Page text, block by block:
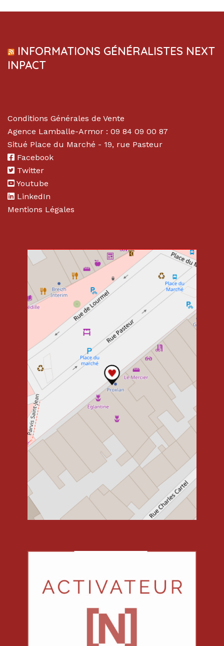
INFORMATIONS GÉNÉRALISTES NEXT
INPACT
Conditions Générales de Vente
Agence Lamballe-Armor : 09 84 09 00 87
Situé Place du Marché - 19, rue Pasteur
Facebook
Twitter
Youtube
LinkedIn
Mentions Légales